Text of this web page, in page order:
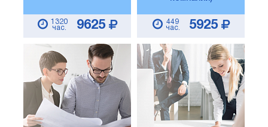
1320
час.
9625
449
час.
5925